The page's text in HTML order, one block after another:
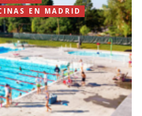
EN MADRID